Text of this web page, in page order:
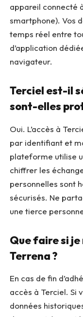
appareil connecté
smartphone). Vos
temps réel entre
d’application
navigateur.
Terciel est-il
sont-elles
Oui. L’accès à
par identifiant et
plateforme utilise
chiffrer les
personnelles sont
sécurisés. Ne
une tierce
Que faire si je
Terrena ?
En cas de fin
accès à Terciel. Si
données